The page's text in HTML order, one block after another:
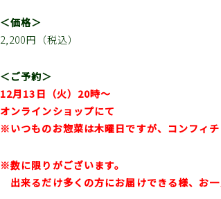
＜価格＞
2,200円（税込）
＜ご予約＞
12月13日（火）20時〜
オンラインショップにて
※いつものお惣菜は木曜日ですが、コンフィチ
※数に限りがございます。
出来るだけ多くの方にお届けできる様、お